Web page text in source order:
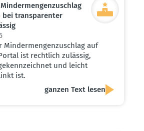
bei trans­pa­renter
Mindermengenzuschlag auf
ist rechtlich zulässig,
und leicht
ist.
ganzen Text lesen